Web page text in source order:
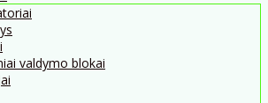
valdymo blokai